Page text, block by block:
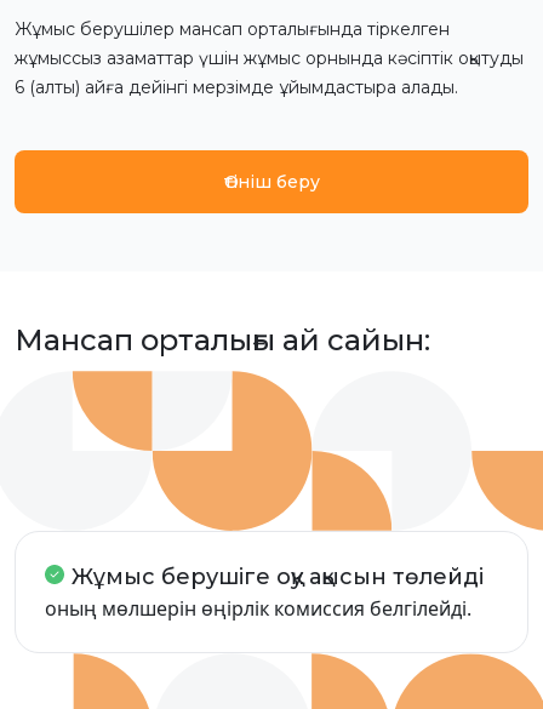
Жұмыс берушілер мансап орталығында тіркелген
жұмыссыз азаматтар үшін жұмыс орнында кәсіптік оқытуды
6 (алты) айға дейінгі мерзімде ұйымдастыра алады.
Өтініш беру
Мансап орталығы ай сайын:
Жұмыс берушіге оқу ақысын төлейді
оның мөлшерін өңірлік комиссия белгілейді.